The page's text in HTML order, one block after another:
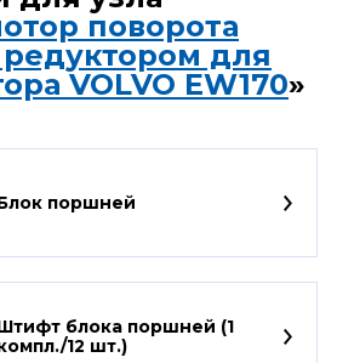
поворота
для
VOLVO EW170»
поршней
блока поршней (1
12 шт.)